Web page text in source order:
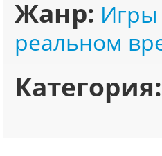
Жанр: Игры
реальном
Категория: